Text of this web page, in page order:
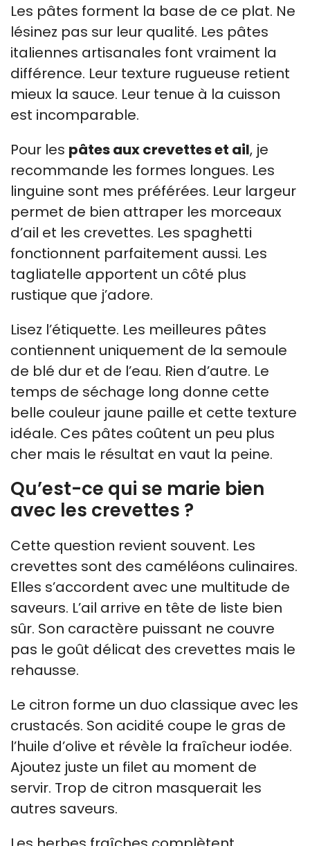
Les pâtes forment la base de ce plat. Ne
lésinez pas sur leur qualité. Les pâtes
italiennes artisanales font vraiment la
différence. Leur texture rugueuse retient
mieux la sauce. Leur tenue à la cuisson
est incomparable.
Pour les pâtes aux crevettes et ail, je
recommande les formes longues. Les
linguine sont mes préférées. Leur largeur
permet de bien attraper les morceaux
d’ail et les crevettes. Les spaghetti
fonctionnent parfaitement aussi. Les
tagliatelle apportent un côté plus
rustique que j’adore.
Lisez l’étiquette. Les meilleures pâtes
contiennent uniquement de la semoule
de blé dur et de l’eau. Rien d’autre. Le
temps de séchage long donne cette
belle couleur jaune paille et cette texture
idéale. Ces pâtes coûtent un peu plus
cher mais le résultat en vaut la peine.
Qu’est-ce qui se marie bien
avec les crevettes ?
Cette question revient souvent. Les
crevettes sont des caméléons culinaires.
Elles s’accordent avec une multitude de
saveurs. L’ail arrive en tête de liste bien
sûr. Son caractère puissant ne couvre
pas le goût délicat des crevettes mais le
rehausse.
Le citron forme un duo classique avec les
crustacés. Son acidité coupe le gras de
l’huile d’olive et révèle la fraîcheur iodée.
Ajoutez juste un filet au moment de
servir. Trop de citron masquerait les
autres saveurs.